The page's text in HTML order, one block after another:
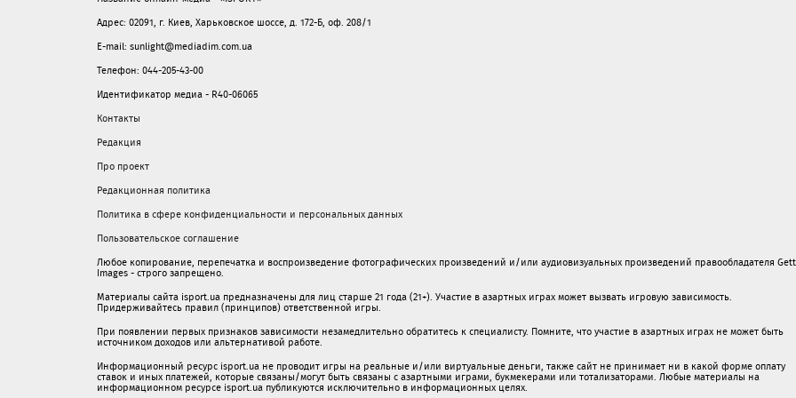
Адрес: 02091, г. Киев, Харьковское шоссе, д. 172-Б, оф. 208/1
E-mail: sunlight@mediadim.com.ua
Телефон: 044-205-43-00
Идентификатор медиа - R40-06065
Контакты
Редакция
Про проект
Редакционная политика
Политика в сфере конфиденциальности и персональных данных
Пользовательское соглашение
Любое копирование, перепечатка и воспроизведение фотографических произведений и/или аудиовизуальных произведений правообладателя
Images - строго запрещено.
Материалы сайта isport.ua предназначены для лиц старше 21 года (21+). Участие в азартных играх может вызвать игровую зависимость.
Придерживайтесь правил (принципов) ответственной игры.
При появлении первых признаков зависимости незамедлительно обратитесь к специалисту. Помните, что участие в азартных играх не может быть
источником доходов или альтернативой работе.
Информационный ресурс isport.ua не проводит игры на реальные и/или виртуальные деньги, также сайт не принимает ни в какой форме oплaту
ставок и иных платежей, которые связаны/могут быть связаны c азартными игрaми, букмекерами или тотализаторами. Любые материалы на
информационном ресурсе isport.ua публикуютcя исключительно в информационных целях.